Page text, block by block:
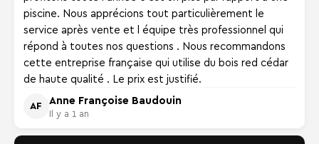
piscine. Nous apprécions tout particulièrement le
service après vente et l équipe très professionnel qui
répond à toutes nos questions . Nous recommandons
cette entreprise française qui utilise du bois red cédar
de haute qualité . Le prix est justifié.
AF
Anne Françoise Baudouin
Il y a 1 an